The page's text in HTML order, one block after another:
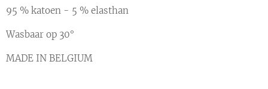
95 % katoen - 5 % elasthan
Wasbaar op 30°
MADE IN BELGIUM